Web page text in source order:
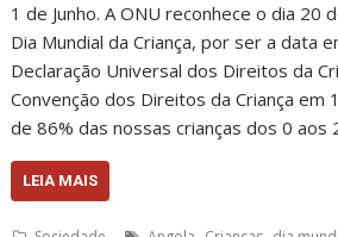
1 de Junho. A ONU reconhece o dia 20
Dia Mundial da Criança, por ser a data
Declaração Universal dos Direitos da
Convenção dos Direitos da Criança em
de 86% das nossas crianças dos 0 aos
LEIA MAIS